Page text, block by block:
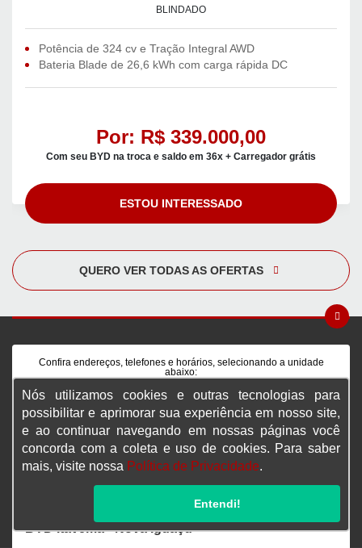
BLINDADO
Potência de 324 cv e Tração Integral AWD
Bateria Blade de 26,6 kWh com carga rápida DC
Por: R$ 339.000,00
Com seu BYD na troca e saldo em 36x + Carregador grátis
ESTOU INTERESSADO
QUERO VER TODAS AS OFERTAS
Confira endereços, telefones e horários, selecionando a unidade
abaixo:
BYD Itavema - Botafogo
BYD Itavema - Pós Vendas
BYD Itavema - Barra da Tijuca
BYD Itavema - Nova Iguaçu
Nós utilizamos cookies e outras tecnologias para
possibilitar e aprimorar sua experiência em nosso site,
e ao continuar navegando em nossas páginas você
concorda com a coleta e uso de cookies. Para saber
mais, visite nossa Política de Privacidade.
Entendi!